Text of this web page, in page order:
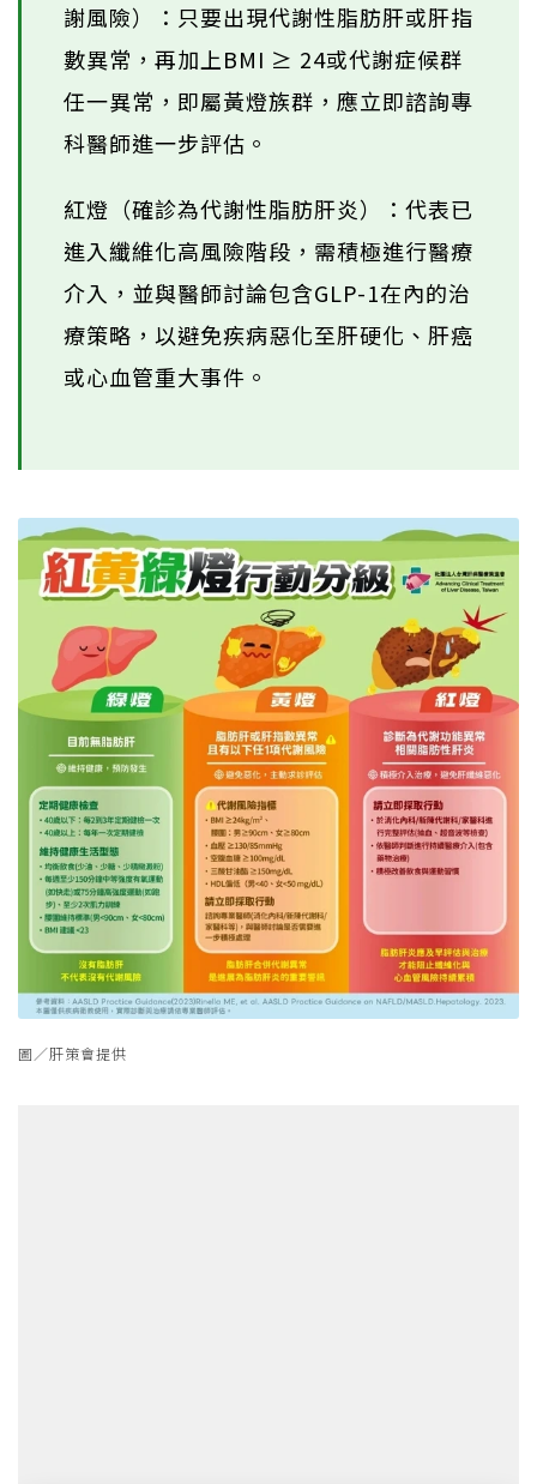
謝風險）：只要出現代謝性脂肪肝或肝指
數異常，再加上BMI ≥ 24或代謝症候群
任一異常，即屬黃燈族群，應立即諮詢專
科醫師進一步評估。
紅燈（確診為代謝性脂肪肝炎）：代表已
進入纖維化高風險階段，需積極進行醫療
介入，並與醫師討論包含GLP-1在內的治
療策略，以避免疾病惡化至肝硬化、肝癌
或心血管重大事件。
圖／肝策會提供